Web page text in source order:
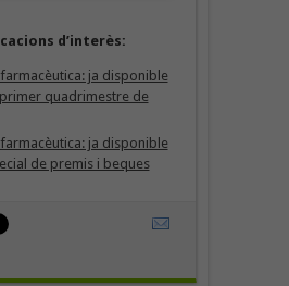
d’interès:
ja disponible
primer quadrimestre de
ja disponible
de premis i beques